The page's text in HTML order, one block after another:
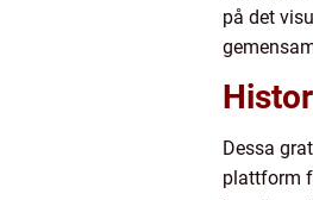
på det
Dessa
plattform